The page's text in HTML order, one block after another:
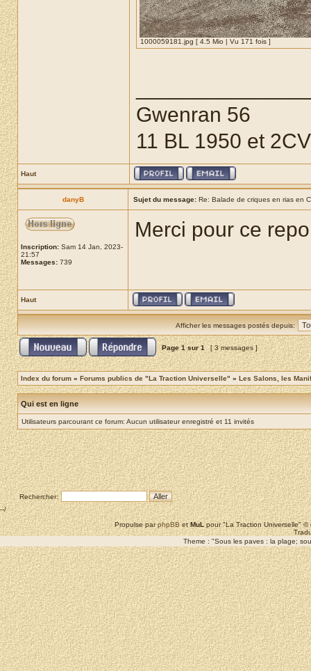
1000059181.jpg [ 4.5 Mio | Vu 171 fois ]
Gwenran 56
11 BL 1950 et
Haut
danyB Sujet du message: Re: Balade de criques en rias en
Inscription: Sam 14 Jan, 2023-
21:57
Messages: 739
Merci pour ce
Haut
Afficher les messages postés depuis:
Page1sur1 [ 3 messages ]
Index du forum » Forums publics de "La Traction Universelle" » Les Salons, les
Qui est en ligne
Utilisateurs parcourant ce forum: Aucun utilisateur enregistré et 11 invités
Rechercher:
--/
Propulse parphpBBetMuLpour "La Traction Universelle"
Theme : "Sous les paves : la plage;